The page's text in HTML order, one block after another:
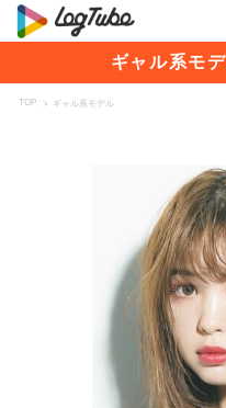
ギャル系モ
TOP > ギャル系モデル